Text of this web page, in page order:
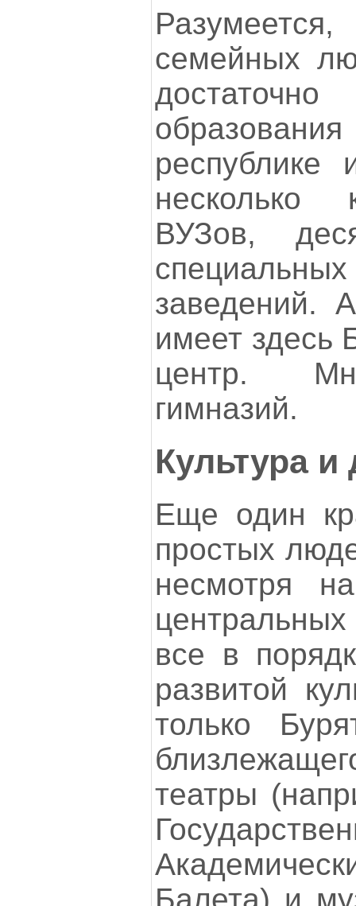
семейных
республике
несколько
ВУЗов,
заведений.
имеет здесь
центр.
гимназий.
Культура и
Еще один
простых
несмотря
все в
развитой
только
театры